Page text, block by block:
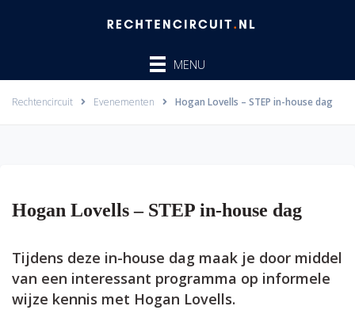
MENU
Rechtencircuit Evenementen Hogan Lovells – STEP in-house dag
Hogan Lovells – STEP in-house dag
Tijdens deze in-house dag maak je door middel
van een interessant programma op informele
wijze kennis met Hogan Lovells.